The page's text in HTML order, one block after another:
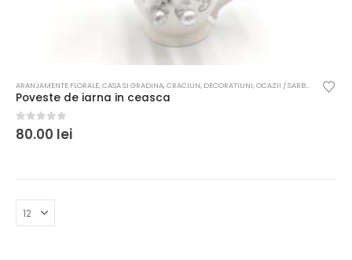
ARANJAMENTE FLORALE,CASA SI GRADINA,CRACIUN, DECORATIUNI,OCAZII / SARBATORI
Poveste de iarna in ceasca
0out of 5
80.00 lei